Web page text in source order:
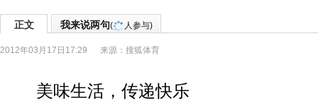
正文 我来说两句( 人参与)
2012年03月17日17:29 来源： 搜狐体育
美味生活，传递快乐